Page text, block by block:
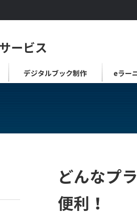
デジタルブック制作 eラー
どんなプ
便利！